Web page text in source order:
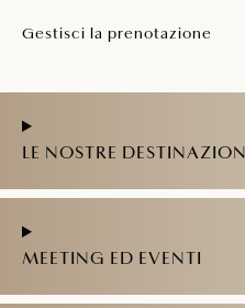
Gestisci la prenotazione
LE NOSTRE DESTINAZIONI
MEETING ED EVENTI